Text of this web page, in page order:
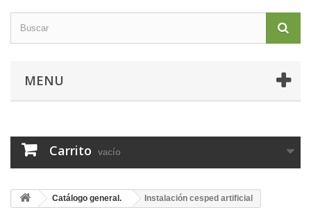
MENU
Carrito vacío
Catálogo general. Instalación cesped artificial